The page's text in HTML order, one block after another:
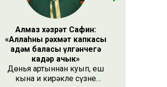
Алмаз хәзрәт Сафин:
«Аллаһның рәхмәт капкасы
адәм баласы үлгәнчегә
кадәр ачык»
Дөнья артыннан куып, еш
кына иң кирәкле сүзне